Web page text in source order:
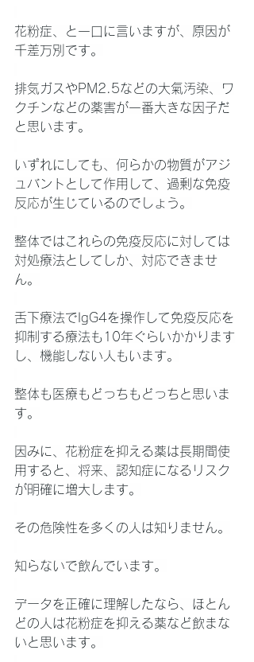
花粉症、と一口に言いますが、原因が
千差万別です。
排気ガスやPM2.5などの大氣汚染、ワ
クチンなどの薬害が一番大きな因子だ
と思います。
いずれにしても、何らかの物質がアジ
ュバントとして作用して、過剰な免疫
反応が生じているのでしょう。
整体ではこれらの免疫反応に対しては
対処療法としてしか、対応できませ
ん。
舌下療法でIgG4を操作して免疫反応を
抑制する療法も10年ぐらいかかります
し、機能しない人もいます。
整体も医療もどっちもどっちと思いま
す。
因みに、花粉症を抑える薬は長期間使
用すると、将来、認知症になるリスク
が明確に増大します。
その危険性を多くの人は知りません。
知らないで飲んでいます。
データを正確に理解したなら、ほとん
どの人は花粉症を抑える薬など飲まな
いと思います。